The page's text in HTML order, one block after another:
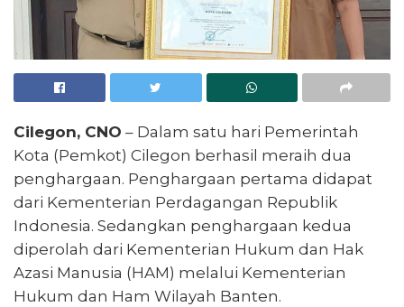
Cilegon, CNO – Dalam satu hari Pemerintah
Kota (Pemkot) Cilegon berhasil meraih dua
penghargaan. Penghargaan pertama didapat
dari Kementerian Perdagangan Republik
Indonesia. Sedangkan penghargaan kedua
diperolah dari Kementerian Hukum dan Hak
Azasi Manusia (HAM) melalui Kementerian
Hukum dan Ham Wilayah Banten.